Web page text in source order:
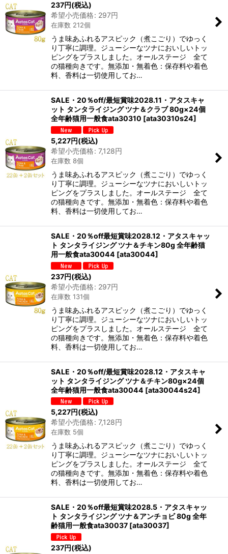
237円(税込)
希望小売価格: 297円
在庫数 212個
うま味あふれるアスピック（煮こごり）でゆっく
り丁寧に調理。ジューシーなツナにおいしいトッ
ピングをプラスしました。オールステージ 全て
の猫種向きです。無添加・無着色：保存料や着色
料、香料は一切使用してお…
SALE・20％off/最短賞味2028.11・アタスキャ
ット タンタライジング ツナ＆クラブ 80g×24個
全年齢猫用一般食ata30310 [ata30310s24]
5,227円(税込)
希望小売価格: 7,128円
在庫数 8個
うま味あふれるアスピック（煮こごり）でゆっく
り丁寧に調理。ジューシーなツナにおいしいトッ
ピングをプラスしました。オールステージ 全て
の猫種向きです。無添加・無着色：保存料や着色
料、香料は一切使用してお…
SALE・20％off最短賞味2028.12・アタスキャッ
ト タンタライジング ツナ＆チキン80g 全年齢猫
用一般食ata30044 [ata30044]
237円(税込)
希望小売価格: 297円
在庫数 131個
うま味あふれるアスピック（煮こごり）でゆっく
り丁寧に調理。ジューシーなツナにおいしいトッ
ピングをプラスしました。オールステージ 全て
の猫種向きです。無添加・無着色：保存料や着色
料、香料は一切使用してお…
SALE・20％off/最短賞味2028.12・アタスキャ
ット タンタライジング ツナ＆チキン80g×24個
全年齢猫用一般食ata30044 [ata30044s24]
5,227円(税込)
希望小売価格: 7,128円
在庫数 5個
うま味あふれるアスピック（煮こごり）でゆっく
り丁寧に調理。ジューシーなツナにおいしいトッ
ピングをプラスしました。オールステージ 全て
の猫種向きです。無添加・無着色：保存料や着色
料、香料は一切使用してお…
SALE・20％off最短賞味2028.5・アタスキャッ
ト タンタライジング ツナ＆アンチョビ 80g 全年
齢猫用一般食ata30037 [ata30037]
237円(税込)